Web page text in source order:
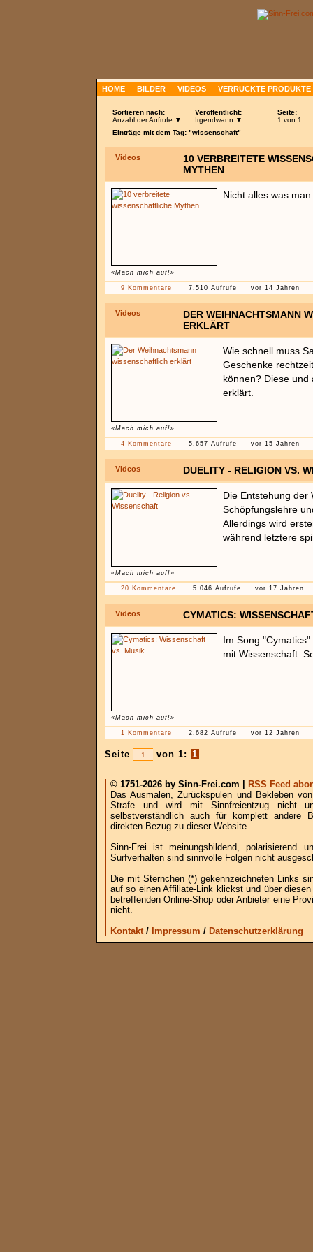
HOME BILDER VIDEOS VERRÜCKTE PRODUKTE
Sortieren nach:
Anzahl der Aufrufe ▼
Veröffentlicht:
Irgendwann ▼
Seite:
1 von 1
Einträge mit dem Tag: "wissenschaft"
Videos
10 VERBREITETE
MYTHEN
«Mach mich auf!»
Nicht alles was
9 Kommentare 7.510 Aufrufe vor 14 Jahren
Videos
DER WEIHNACHTSMANN
ERKLÄRT
«Mach mich auf!»
Wie schnell muss
Geschenke
können? Diese
erklärt.
4 Kommentare 5.657 Aufrufe vor 15 Jahren
Videos DUELITY - RELIGION VS.
«Mach mich auf!»
Die Entstehung der
Schöpfungslehre
Allerdings wird
während letztere
20 Kommentare 5.046 Aufrufe vor 17 Jahren
Videos CYMATICS:
«Mach mich auf!»
Im Song
mit Wissenschaft.
1 Kommentare 2.682 Aufrufe vor 12 Jahren
Seite von 1: 1
© 1751-2026 by Sinn-Frei.com |
RSS Feed
Das Ausmalen, Zurückspulen und Bekleben
Strafe und wird mit Sinnfreientzug nicht
selbstverständlich auch für komplett andere
direkten Bezug zu dieser Website.
Sinn-Frei ist meinungsbildend, polarisierend
Surfverhalten sind sinnvolle Folgen nicht
Die mit Sternchen (*) gekennzeichneten Links
auf so einen Affiliate-Link klickst und über
betreffenden Online-Shop oder Anbieter eine
nicht.
Kontakt/ Impressum / Datenschutzerklärung